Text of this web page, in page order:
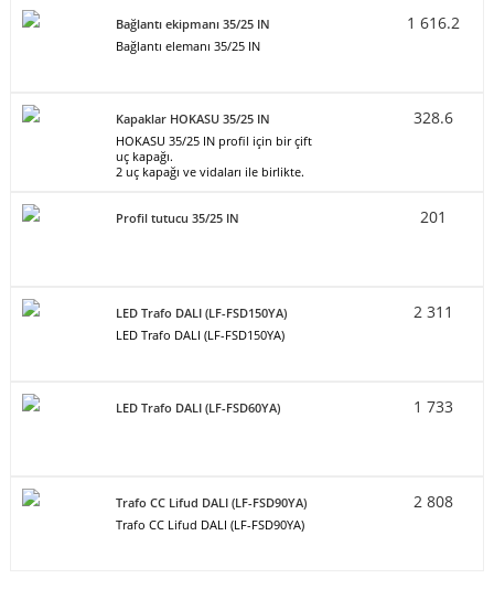
Bağlantı ekipmanı 35/25 IN
Bağlantı elemanı 35/25 IN
1 616.2
Kapaklar HOKASU 35/25 IN
HOKASU 35/25 IN profil için bir çift
uç kapağı.
2 uç kapağı ve vidaları ile birlikte.
328.6
Profil tutucu 35/25 IN 201
LED Trafo DALI (LF-FSD150YA)
LED Trafo DALI (LF-FSD150YA)
2 311
LED Trafo DALI (LF-FSD60YA) 1 733
Trafo CC Lifud DALI (LF-FSD90YA)
Trafo CC Lifud DALI (LF-FSD90YA)
2 808